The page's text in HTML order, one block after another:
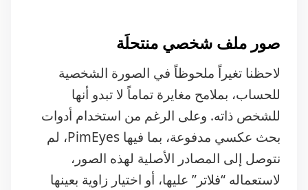
صور ملف شخصي منتحلَة
لاحظنا تغيراً ملحوظاً في الصورة الشخصية
للحساب، بملامح مغايرة تماماً لا تبدو أنها
للشخص ذاته. وعلى الرغم من استخدام أدوات
بحث عكسي مدفوعة، بما فيها PimEyes، لم
نتوصل إلى المصادر الأصلية لهذه الصور،
لاستعماله “فلاتر” عليها، أو اختيار زاوية بعينها